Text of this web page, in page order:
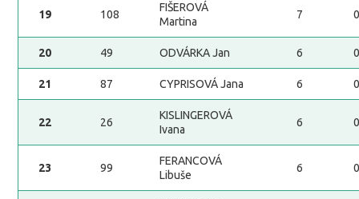
19 108
FIŠEROVÁ
Martina
7
20 49 ODVÁRKA Jan 6
21 87 CYPRISOVÁ Jana 6
22 26
KISLINGEROVÁ
Ivana
6
23 99
FERANCOVÁ
Libuše
6